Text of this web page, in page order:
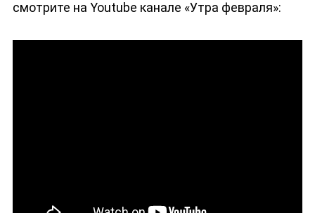
смотрите на Youtube канале «Утра февраля»: